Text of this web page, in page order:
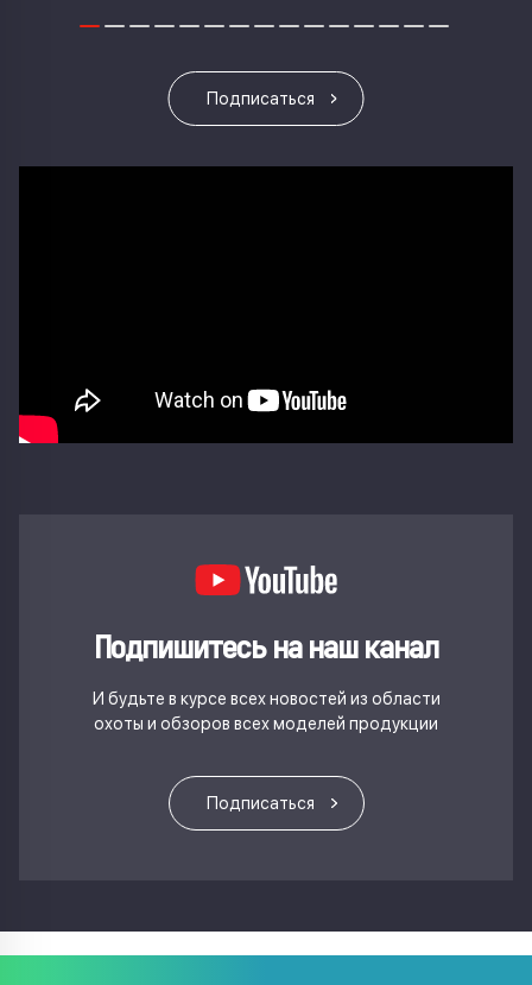
Подписаться
Подпишитесь на наш канал
И будьте в курсе всех новостей из области
охоты и обзоров всех моделей продукции
Подписаться